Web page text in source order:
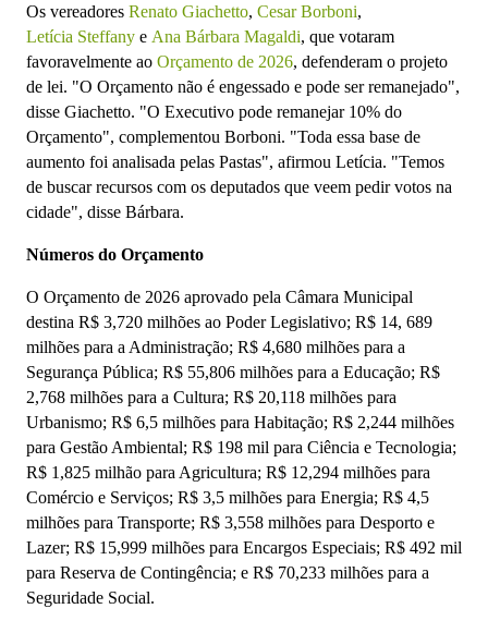
Os vereadores Renato Giachetto, Cesar Borboni,
Letícia Steffany e Ana Bárbara Magaldi, que votaram
favoravelmente ao Orçamento de 2026, defenderam o projeto
de lei. "O Orçamento não é engessado e pode ser remanejado",
disse Giachetto. "O Executivo pode remanejar 10% do
Orçamento", complementou Borboni. "Toda essa base de
aumento foi analisada pelas Pastas", afirmou Letícia. "Temos
de buscar recursos com os deputados que veem pedir votos na
cidade", disse Bárbara.
Números do Orçamento
O Orçamento de 2026 aprovado pela Câmara Municipal
destina R$ 3,720 milhões ao Poder Legislativo; R$ 14, 689
milhões para a Administração; R$ 4,680 milhões para a
Segurança Pública; R$ 55,806 milhões para a Educação; R$
2,768 milhões para a Cultura; R$ 20,118 milhões para
Urbanismo; R$ 6,5 milhões para Habitação; R$ 2,244 milhões
para Gestão Ambiental; R$ 198 mil para Ciência e Tecnologia;
R$ 1,825 milhão para Agricultura; R$ 12,294 milhões para
Comércio e Serviços; R$ 3,5 milhões para Energia; R$ 4,5
milhões para Transporte; R$ 3,558 milhões para Desporto e
Lazer; R$ 15,999 milhões para Encargos Especiais; R$ 492 mil
para Reserva de Contingência; e R$ 70,233 milhões para a
Seguridade Social.